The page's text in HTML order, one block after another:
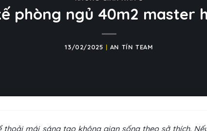
phòng ngủ 40m2 master
13/02/2025 | AN TÍN TEAM
mái sáng tạo không gian sống theo sở thích.